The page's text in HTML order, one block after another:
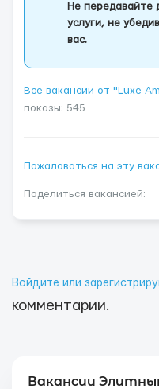
Не передавайте
услуги, не
вас.
Все вакансии от "Luxe
показы: 545
Пожаловаться на эту
Поделиться вакансией:
Войдите или
комментарии.
Вакансии